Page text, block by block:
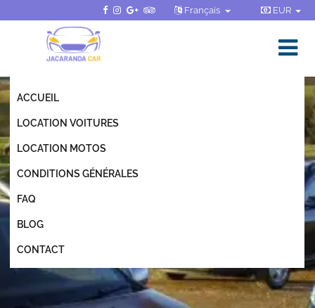
Français EUR
ACCUEIL
LOCATION VOITURES
LOCATION MOTOS
CONDITIONS GÉNÉRALES
FAQ
BLOG
CONTACT